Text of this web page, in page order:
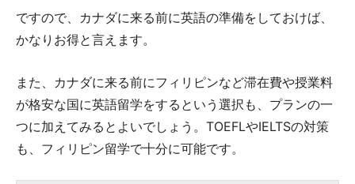
ですので、カナダに来る前に英語の準備をしておけば、
かなりお得と言えます。
また、カナダに来る前にフィリピンなど滞在費や授業料
が格安な国に英語留学をするという選択も、プランの一
つに加えてみるとよいでしょう。TOEFLやIELTSの対策
も、フィリピン留学で十分に可能です。